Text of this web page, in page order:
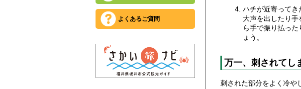
よくあるご質問
ハチが近寄ってき
大声を出したり
ら手で振り払っ
ょう。
万一、刺されてし
刺された部分をよく冷や